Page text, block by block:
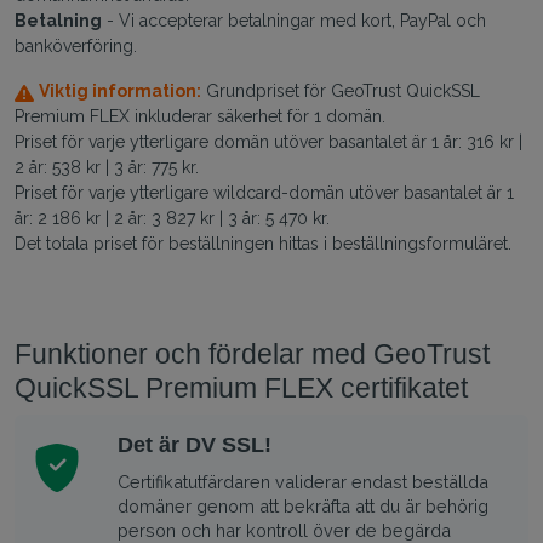
Betalning - Vi accepterar betalningar med kort, PayPal och
banköverföring.
Viktig information: Grundpriset för GeoTrust QuickSSL
Premium FLEX inkluderar säkerhet för 1 domän.
Priset för varje ytterligare domän utöver basantalet är 1 år: 316 kr |
2 år: 538 kr | 3 år: 775 kr.
Priset för varje ytterligare wildcard-domän utöver basantalet är 1
år: 2 186 kr | 2 år: 3 827 kr | 3 år: 5 470 kr.
Det totala priset för beställningen hittas i beställningsformuläret.
Funktioner och fördelar med GeoTrust
QuickSSL Premium FLEX certifikatet
Det är DV SSL!
Certifikatutfärdaren validerar endast beställda
domäner genom att bekräfta att du är behörig
person och har kontroll över de begärda